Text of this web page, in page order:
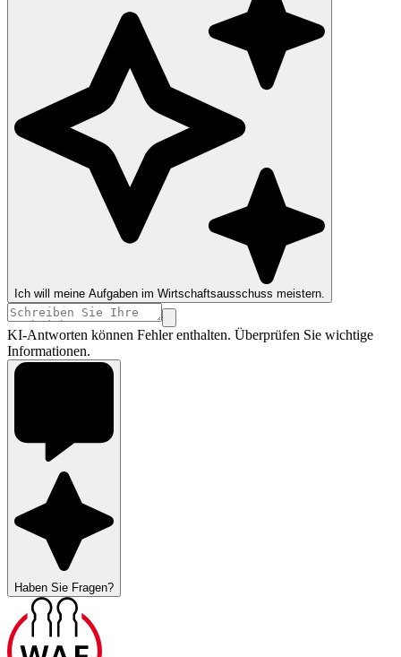
Ich will meine Aufgaben im Wirtschaftsausschuss meistern.
KI-Antworten können Fehler enthalten. Überprüfen Sie wichtige
Informationen.
Haben Sie Fragen?